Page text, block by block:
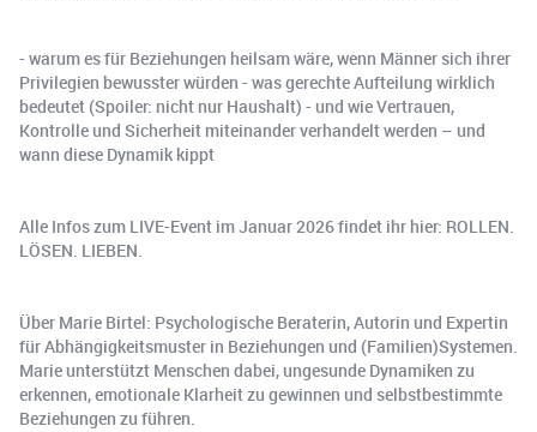
- warum es für Beziehungen heilsam wäre, wenn Männer sich ihrer
Privilegien bewusster würden - was gerechte Aufteilung wirklich
bedeutet (Spoiler: nicht nur Haushalt) - und wie Vertrauen,
Kontrolle und Sicherheit miteinander verhandelt werden – und
wann diese Dynamik kippt
Alle Infos zum LIVE-Event im Januar 2026 findet ihr hier: ROLLEN.
LÖSEN. LIEBEN.
Über Marie Birtel: Psychologische Beraterin, Autorin und Expertin
für Abhängigkeitsmuster in Beziehungen und (Familien)Systemen.
Marie unterstützt Menschen dabei, ungesunde Dynamiken zu
erkennen, emotionale Klarheit zu gewinnen und selbstbestimmte
Beziehungen zu führen.